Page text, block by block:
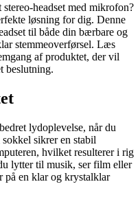
headset med mikrofon?
løsning for dig. Denne
til både din bærbare og
stemmeoverførsel. Læs
af produktet, der vil
beslutning.
lydoplevelse, når du
sikrer en stabil
hvilket resulterer i rig
lytter til musik, ser film eller
en klar og krystalklar